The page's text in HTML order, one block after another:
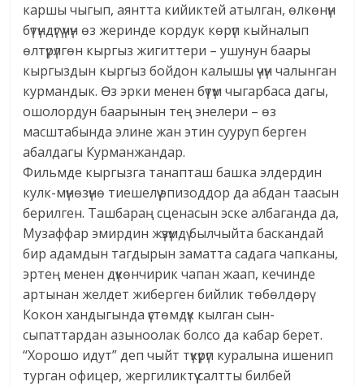
каршы чыгып, аянтта кийиктей атылган, өлкөнүн
бүтүндүгү үчүн өз жеринде кордук көрүп кыйналып
өлтүрүлгөн кыргыз жигиттери – ушунун баары
кыргыздын кыргыз бойдон калышы үчүн чалынган
курмандык. Өз эрки менен бүтүм чыгарбаса дагы,
ошолордун баарынын тең энелери – өз
масштабында элине жан этин сууруп берген
абалдагы Курманжандар.
Фильмде кыргызга танапташ башка элдердин
кулк-мүнөзүнө тиешелүү эпизоддор да абдан таасын
берилген. Ташбараң сценасын эске албаганда да,
Музаффар эмирдин жүзүмдү былчыйта баскандай
бир адамдын тагдырын заматта садага чапканы,
эртең менен дүкөнчирик чапан жаап, кечинде
артынан желдет жиберген бийлик төбөлдөрү
Кокон хандыгында үстөмдүк кылган сын-
сыпаттардан азыноолак болсо да кабар берет.
“Хорошо идут” деп чыйт түкүрүп куралына ишенип
турган офицер, жергиликтүү салтты билбей